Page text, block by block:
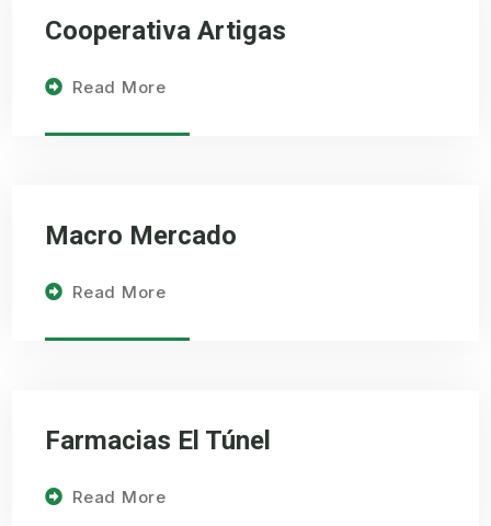
Cooperativa Artigas
Read More
Macro Mercado
Read More
Farmacias El Túnel
Read More